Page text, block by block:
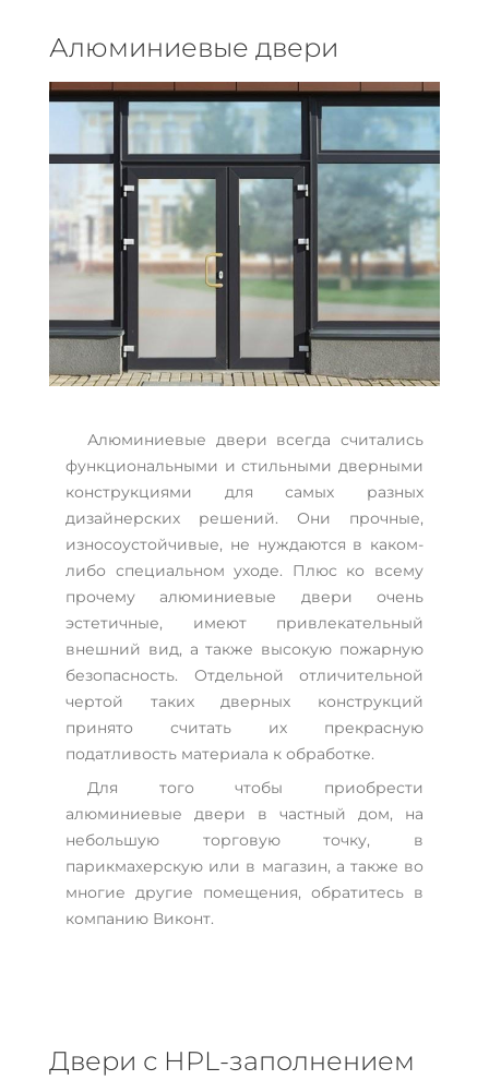
Алюминиевые двери
Алюминиевые двери всегда считались
функциональными и стильными дверными
конструкциями для самых разных
дизайнерских решений. Они прочные,
износоустойчивые, не нуждаются в каком-
либо специальном уходе. Плюс ко всему
прочему алюминиевые двери очень
эстетичные, имеют привлекательный
внешний вид, а также высокую пожарную
безопасность. Отдельной отличительной
чертой таких дверных конструкций
принято считать их прекрасную
податливость материала к обработке.
Для того чтобы приобрести
алюминиевые двери в частный дом, на
небольшую торговую точку, в
парикмахерскую или в магазин, а также во
многие другие помещения, обратитесь в
компанию Виконт.
Двери с HPL-заполнением